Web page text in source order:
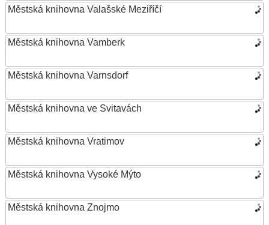
Městská knihovna Valašské Meziříčí
Městská knihovna Vamberk
Městská knihovna Varnsdorf
Městská knihovna ve Svitavách
Městská knihovna Vratimov
Městská knihovna Vysoké Mýto
Městská knihovna Znojmo